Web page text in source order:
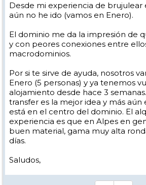
Muchas gracias !!
Desde mi experiencia de
aún no he ido (vamos en Enero).
El dominio me da la impresión de
y con peores conexiones entre
macrodominios.
Por si te sirve de ayuda, nosotros
Enero (5 personas) y ya tenemos
alojamiento desde hace 3
transfer es la mejor idea y más aún
está en el centro del dominio. El
experiencia es que en Alpes en
buen material, gama muy alta
días.
Saludos,